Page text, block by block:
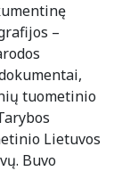
–
tuometinio
Lietuvos
Buvo